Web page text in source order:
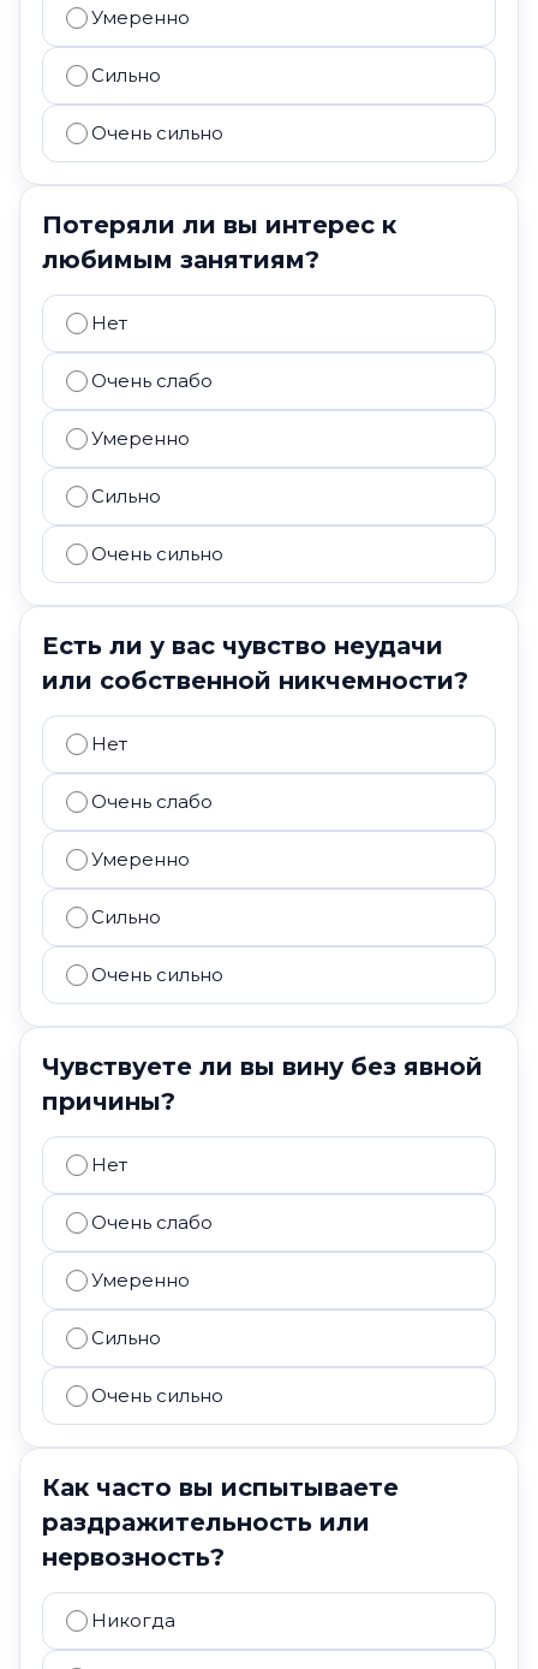
Умеренно
Сильно
Очень сильно
Потеряли ли вы интерес к
любимым занятиям?
Нет
Очень слабо
Умеренно
Сильно
Очень сильно
Есть ли у вас чувство неудачи
или собственной никчемности?
Нет
Очень слабо
Умеренно
Сильно
Очень сильно
Чувствуете ли вы вину без явной
причины?
Нет
Очень слабо
Умеренно
Сильно
Очень сильно
Как часто вы испытываете
раздражительность или
нервозность?
Никогда